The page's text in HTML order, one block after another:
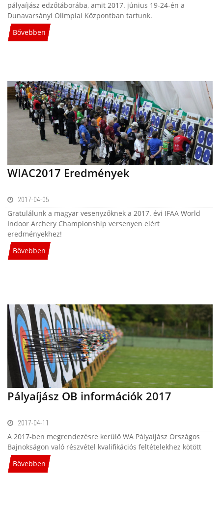
pályaíjász edzőtáborába, amit 2017. június 19-24-én a
Dunavarsányi Olimpiai Központban tartunk.
Bővebben
WIAC2017 Eredmények
2017-04-05
Gratulálunk a magyar vesenyzőknek a 2017. évi IFAA World
Indoor Archery Championship versenyen elért
eredményekhez!
Bővebben
Pályaíjász OB információk 2017
2017-04-11
A 2017-ben megrendezésre kerülő WA Pályaíjász Országos
Bajnokságon való részvétel kvalifikációs feltételekhez kötött
Bővebben